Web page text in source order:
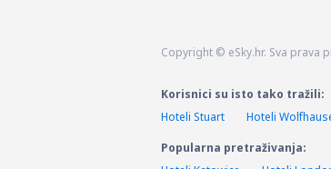
Copyright © eSky.hr. Sva prava
Korisnici su isto tako tražili:
Hoteli Stuart
Hoteli
Popularna pretraživanja: